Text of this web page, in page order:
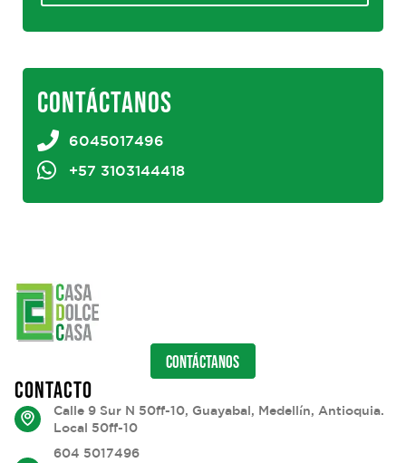
CONTÁCTANOS
6045017496
+57 3103144418
CONTÁCTANOS
CONTACTO
Calle 9 Sur N 50ff-10, Guayabal, Medellín, Antioquia.
Local 50ff-10
604 5017496